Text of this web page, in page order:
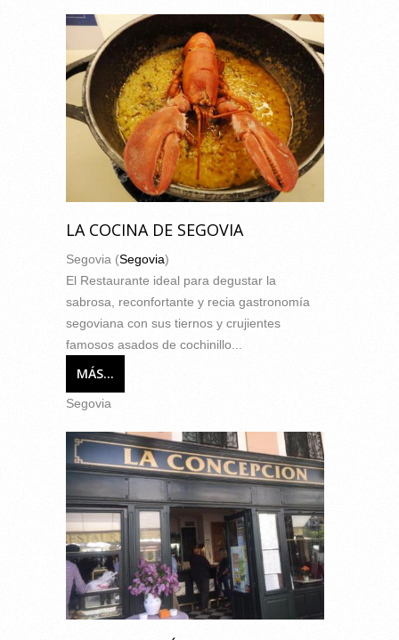
LA COCINA DE SEGOVIA
Segovia (Segovia)
El Restaurante ideal para degustar la
sabrosa, reconfortante y recia gastronomía
segoviana con sus tiernos y crujientes
famosos asados de cochinillo...
MÁS...
Segovia